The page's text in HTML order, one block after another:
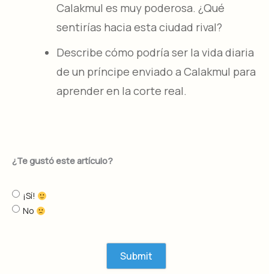
Calakmul es muy poderosa. ¿Qué
sentirías hacia esta ciudad rival?
Describe cómo podría ser la vida diaria
de un príncipe enviado a Calakmul para
aprender en la corte real.
¿Te gustó este artículo?
¡Sí!
No